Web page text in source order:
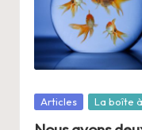
n
g
e
r
Posté
Articles La boîte